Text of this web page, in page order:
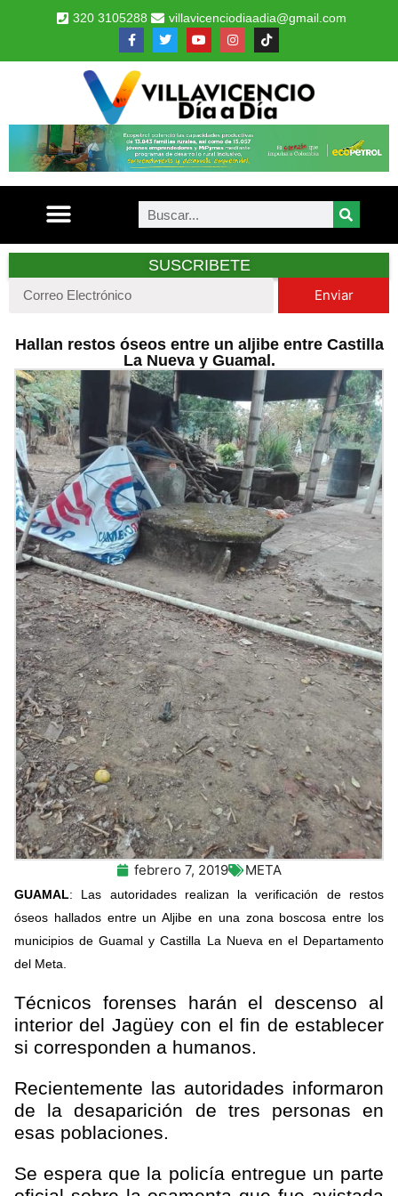
320 3105288 villavicenciodiaadia@gmail.com
SUSCRIBETE
Enviar
Hallan restos óseos entre un aljibe entre Castilla
La Nueva y Guamal.
febrero 7, 2019 META
GUAMAL: Las autoridades realizan la verificación de restos
óseos hallados entre un Aljibe en una zona boscosa entre los
municipios de Guamal y Castilla La Nueva en el Departamento
del Meta.
Técnicos forenses harán el descenso al
interior del Jagüey con el fin de establecer
si corresponden a humanos.
Recientemente las autoridades informaron
de la desaparición de tres personas en
esas poblaciones.
Se espera que la policía entregue un parte